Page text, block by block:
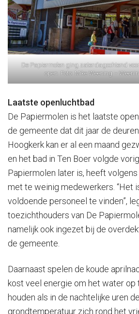
De Papiermolen ging zaterdagochtend
open. Foto: Mike Weening –
Laatste openluchtbad
De Papiermolen is het laatste
de gemeente dat dit jaar de
Hoogkerk kan er al een maand
en het bad in Ten Boer volgde
Papiermolen later is, heeft
met te weinig medewerkers. “Het
voldoende personeel te vinden”,
toezichthouders van De
namelijk ook ingezet bij de
de gemeente.
Daarnaast spelen de koude
kost veel energie om het water op
houden als in de nachtelijke uren de
grondtemperatuur zich rond het